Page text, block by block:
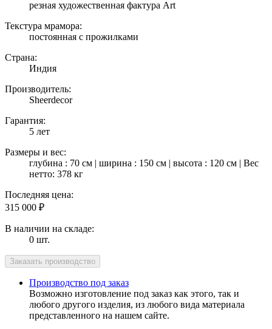
резная художественная фактура Art
Текстура мрамора:
постоянная с прожилками
Страна:
Индия
Производитель:
Sheerdecor
Гарантия:
5 лет
Размеры и вес:
глубина : 70 см | ширина : 150 см | высота : 120 см | Вес
нетто: 378 кг
Последняя цена:
315 000 ₽
В наличии на складе:
0 шт.
Производство под заказ
Возможно изготовление под заказ как этого, так и
любого другого изделия, из любого вида материала
представленного на нашем сайте.